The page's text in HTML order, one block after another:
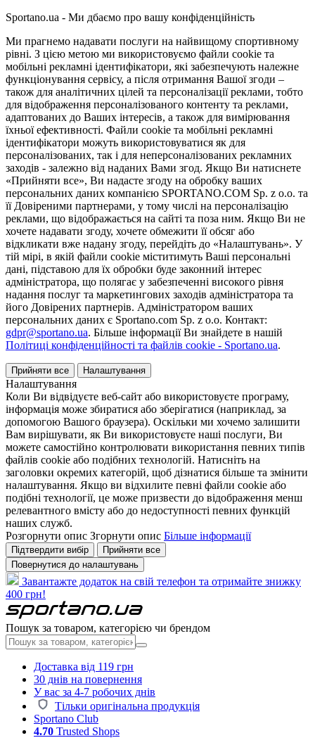
Sportano.ua - Ми дбаємо про вашу конфіденційність
Ми прагнемо надавати послуги на найвищому спортивному
рівні. З цією метою ми використовуємо файли cookie та
мобільні рекламні ідентифікатори, які забезпечують належне
функціонування сервісу, а після отримання Вашої згоди –
також для аналітичних цілей та персоналізації реклами, тобто
для відображення персоналізованого контенту та реклами,
адаптованих до Ваших інтересів, а також для вимірювання
їхньої ефективності. Файли cookie та мобільні рекламні
ідентифікатори можуть використовуватися як для
персоналізованих, так і для неперсоналізованих рекламних
заходів - залежно від наданих Вами згод. Якщо Ви натиснете
«Прийняти все», Ви надасте згоду на обробку ваших
персональних даних компанією SPORTANO.COM Sp. z o.o. та
її Довіреними партнерами, у тому числі на персоналізацію
реклами, що відображається на сайті та поза ним. Якщо Ви не
хочете надавати згоду, хочете обмежити її обсяг або
відкликати вже надану згоду, перейдіть до «Налаштувань». У
тій мірі, в якій файли cookie міститимуть Ваші персональні
дані, підставою для їх обробки буде законний інтерес
адміністратора, що полягає у забезпеченні високого рівня
надання послуг та маркетингових заходів адміністратора та
його Довірених партнерів. Адміністратором ваших
персональних даних є Sportano.com Sp. z o.o. Контакт:
gdpr@sportano.ua. Більше інформації Ви знайдете в нашій
Політиці конфіденційності та файлів cookie - Sportano.ua.
Прийняти все Налаштування
Налаштування
Коли Ви відвідуєте веб-сайт або використовуєте програму,
інформація може збиратися або зберігатися (наприклад, за
допомогою Вашого браузера). Оскільки ми хочемо залишити
Вам вирішувати, як Ви використовуєте наші послуги, Ви
можете самостійно контролювати використання певних типів
файлів cookie або подібних технологій. Натисніть на
заголовки окремих категорій, щоб дізнатися більше та змінити
налаштування. Якщо ви відхилите певні файли cookie або
подібні технології, це може призвести до відображення менш
релевантного вмісту або до недоступності певних функцій
наших служб.
Розгорнути опис Згорнути опис Більше інформації
Підтвердити вибір
Прийняти все
Повернутися до налаштувань
Завантажте додаток на свій телефон та отримайте знижку
400 грн!
Пошук за товаром, категорією чи брендом
Доставка від 119 грн
30 днів на повернення
У вас за 4-7 робочих днів
Тільки оригінальна продукція
Sportano Club
4.70 Trusted Shops